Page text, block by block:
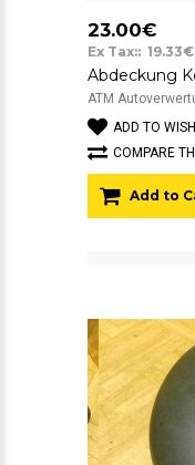
23.00€
Ex Tax:: 19.33€
ATM
ADD TO
COMPARE
Add to